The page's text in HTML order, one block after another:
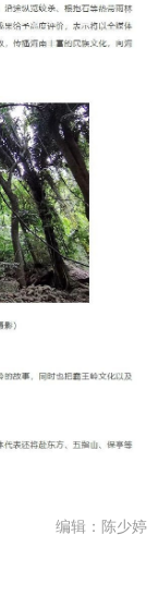
编辑：陈少婷